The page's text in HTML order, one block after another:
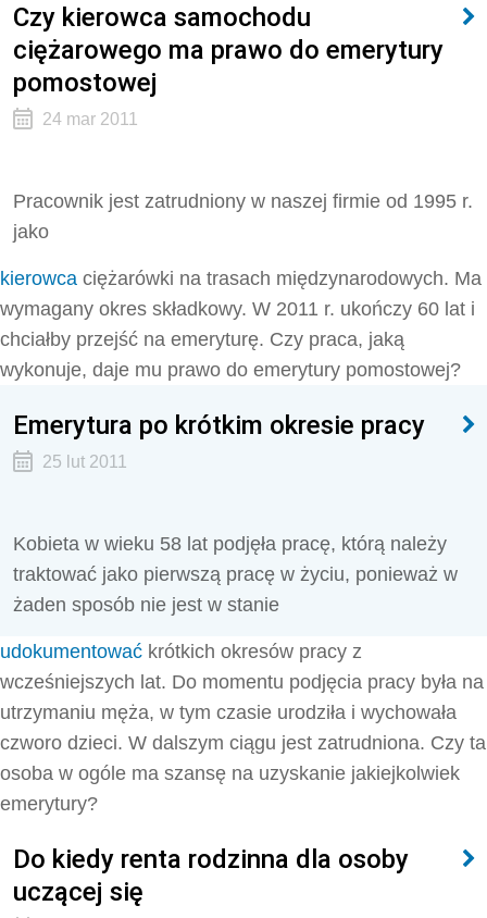
Czy kierowca samochodu
ciężarowego ma prawo do emerytury
pomostowej
24 mar 2011
Pracownik jest zatrudniony w naszej firmie od 1995 r.
jako
kierowca ciężarówki na trasach międzynarodowych. Ma
wymagany okres składkowy. W 2011 r. ukończy 60 lat i
chciałby przejść na emeryturę. Czy praca, jaką
wykonuje, daje mu prawo do emerytury pomostowej?
Emerytura po krótkim okresie pracy
25 lut 2011
Kobieta w wieku 58 lat podjęła pracę, którą należy
traktować jako pierwszą pracę w życiu, ponieważ w
żaden sposób nie jest w stanie
udokumentować krótkich okresów pracy z
wcześniejszych lat. Do momentu podjęcia pracy była na
utrzymaniu męża, w tym czasie urodziła i wychowała
czworo dzieci. W dalszym ciągu jest zatrudniona. Czy ta
osoba w ogóle ma szansę na uzyskanie jakiejkolwiek
emerytury?
Do kiedy renta rodzinna dla osoby
uczącej się